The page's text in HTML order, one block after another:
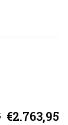
€2.763,95